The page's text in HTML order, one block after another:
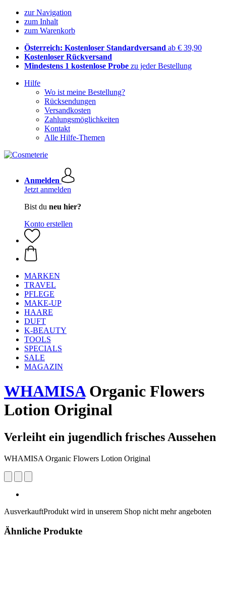
zur Navigation
zum Inhalt
zum Warenkorb
Österreich: Kostenloser Standardversand ab € 39,90
Kostenloser Rückversand
Mindestens 1 kostenlose Probe zu jeder Bestellung
Hilfe
Wo ist meine Bestellung?
Rücksendungen
Versandkosten
Zahlungsmöglichkeiten
Kontakt
Alle Hilfe-Themen
Anmelden
Jetzt anmelden
Bist du neu hier?
Konto erstellen
MARKEN
TRAVEL
PFLEGE
MAKE-UP
HAARE
DUFT
K-BEAUTY
TOOLS
SPECIALS
SALE
MAGAZIN
WHAMISAOrganic Flowers
Lotion Original
Verleiht ein jugendlich frisches Aussehen
WHAMISA Organic Flowers Lotion Original
AusverkauftProdukt wird in unserem Shop nicht mehr angeboten
Ähnliche Produkte